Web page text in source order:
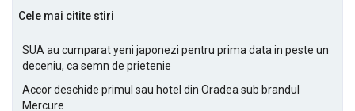
Cele mai citite stiri
SUA au cumparat yeni japonezi pentru prima data in peste un
deceniu, ca semn de prietenie
Accor deschide primul sau hotel din Oradea sub brandul
Mercure